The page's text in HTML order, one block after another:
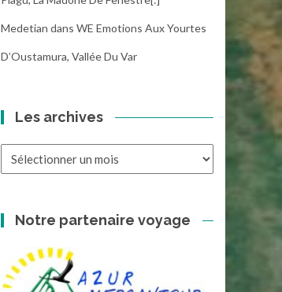
Medetian dans WE Emotions Aux Yourtes
D’Oustamura, Vallée Du Var
Les archives
Notre partenaire voyage